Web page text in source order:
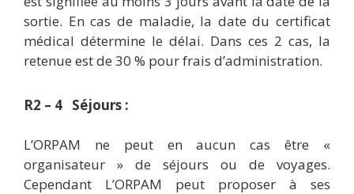
sortie. En cas de maladie, la date du certificat
médical détermine le délai. Dans ces 2 cas, la
retenue est de 30 % pour frais d’administration.
R2 – 4 Séjours :
L’ORPAM ne peut en aucun cas être «
organisateur » de séjours ou de voyages.
Cependant L’ORPAM peut proposer à ses